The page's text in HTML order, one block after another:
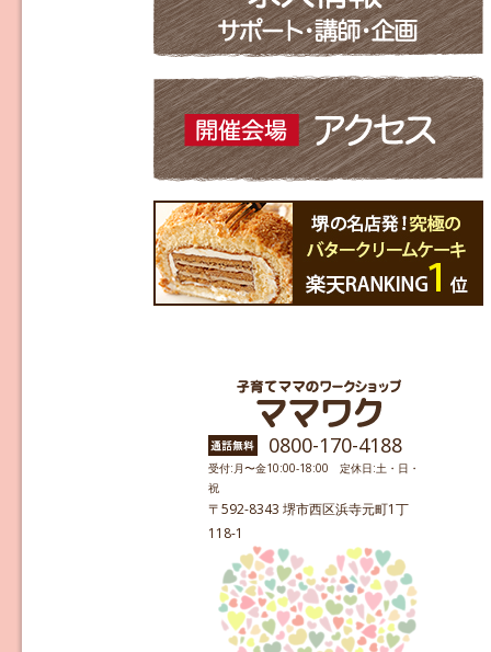
0800-170-4188
受付:月〜金10:00-18:00 定休日:土・日・
祝
〒592-8343 堺市西区浜寺元町1丁
118-1